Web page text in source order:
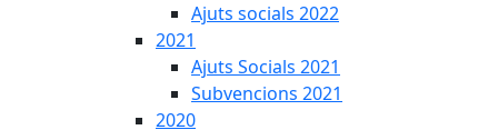
Ajuts socials 2022
2021
Ajuts Socials 2021
Subvencions 2021
2020